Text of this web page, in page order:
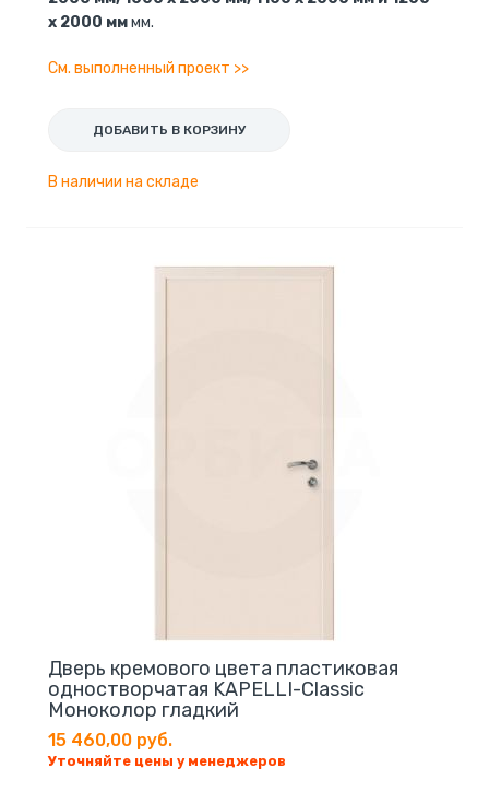
x 2000 мммм.
См. выполненный проект >>
ДОБАВИТЬ В КОРЗИНУ
В наличии на складе
Дверь кремового цвета пластиковая
одностворчатая KAPELLI-Classic
Моноколор гладкий
15 460,00 руб.
Уточняйте цены у менеджеров